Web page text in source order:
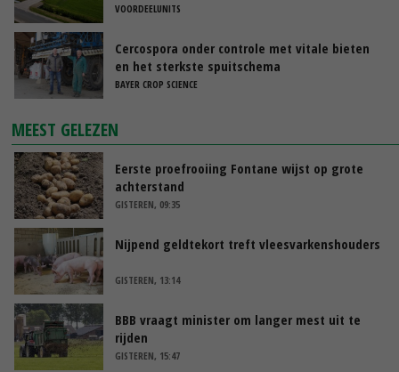
VOORDEELUNITS
Cercospora onder controle met vitale bieten
en het sterkste spuitschema
BAYER CROP SCIENCE
MEEST GELEZEN
Eerste proefrooiing Fontane wijst op grote
achterstand
GISTEREN, 09:35
Nijpend geldtekort treft vleesvarkenshouders
GISTEREN, 13:14
BBB vraagt minister om langer mest uit te
rijden
GISTEREN, 15:47